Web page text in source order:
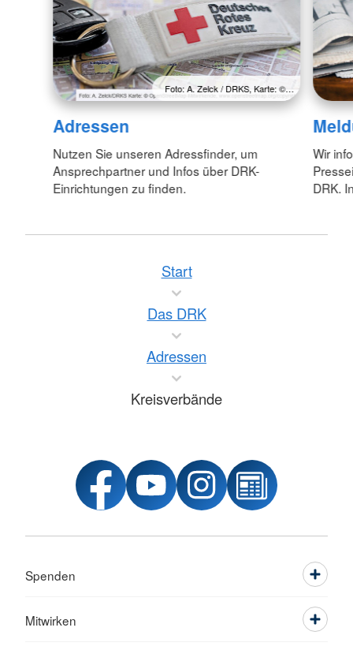
Foto: A. Zelck / DRKS, Karte: ©…
Adressen
Nutzen Sie unseren Adressfinder, um
Ansprechpartner und Infos über DRK-
Einrichtungen zu finden.
Wir
DRK.
Start
Das DRK
Adressen
Kreisverbände
Spenden
Mitwirken